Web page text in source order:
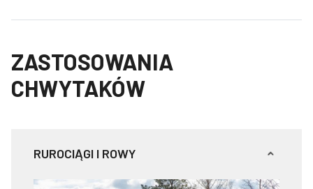
ZASTOSOWANIA
CHWYTAKÓW
RUROCIĄGI I ROWY